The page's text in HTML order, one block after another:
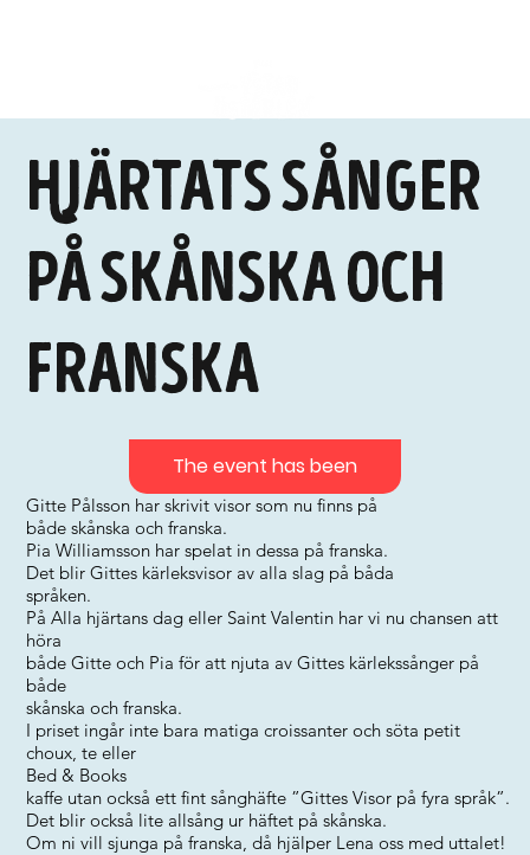
Hjärtats sånger
på skånska och
franska
Gitte Pålsson har skrivit visor som nu finns på
både skånska och franska.
Pia Williamsson har spelat in dessa på franska.
Det blir Gittes kärleksvisor av alla slag på båda
språken.
På Alla hjärtans dag eller Saint Valentin har vi nu chansen att
höra
både Gitte och Pia för att njuta av Gittes kärlekssånger på
både
skånska och franska.
I priset ingår inte bara matiga croissanter och söta petit
choux, te eller
Bed & Books
kaffe utan också ett fint sånghäfte ”Gittes Visor på fyra språk”.
Det blir också lite allsång ur häftet på skånska.
Om ni vill sjunga på franska, då hjälper Lena oss med uttalet!
The event has been